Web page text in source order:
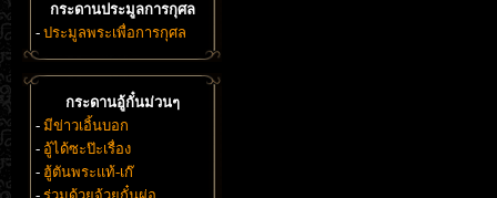
กระดานประมูลการกุศล
- ประมูลพระเพื่อการกุศล
กระดานอู้กั๋นม่วนๆ
- มีข่าวเอิ้นบอก
- อู้ได้ซะป๊ะเรื่อง
- ฮู้ตันพระแท้-เก๊